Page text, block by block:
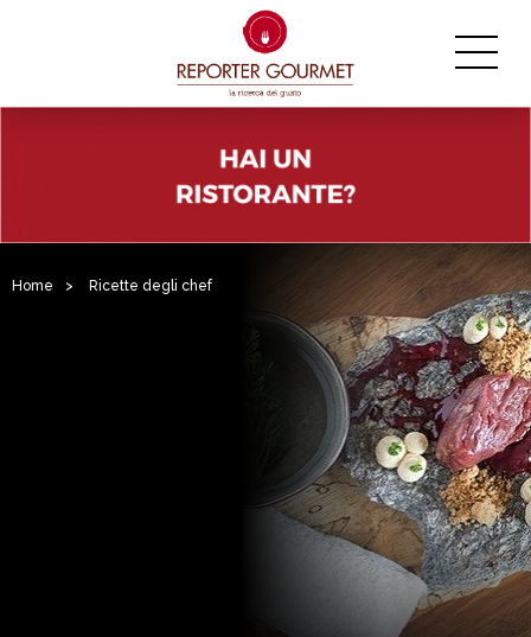
Home > Ricette degli chef